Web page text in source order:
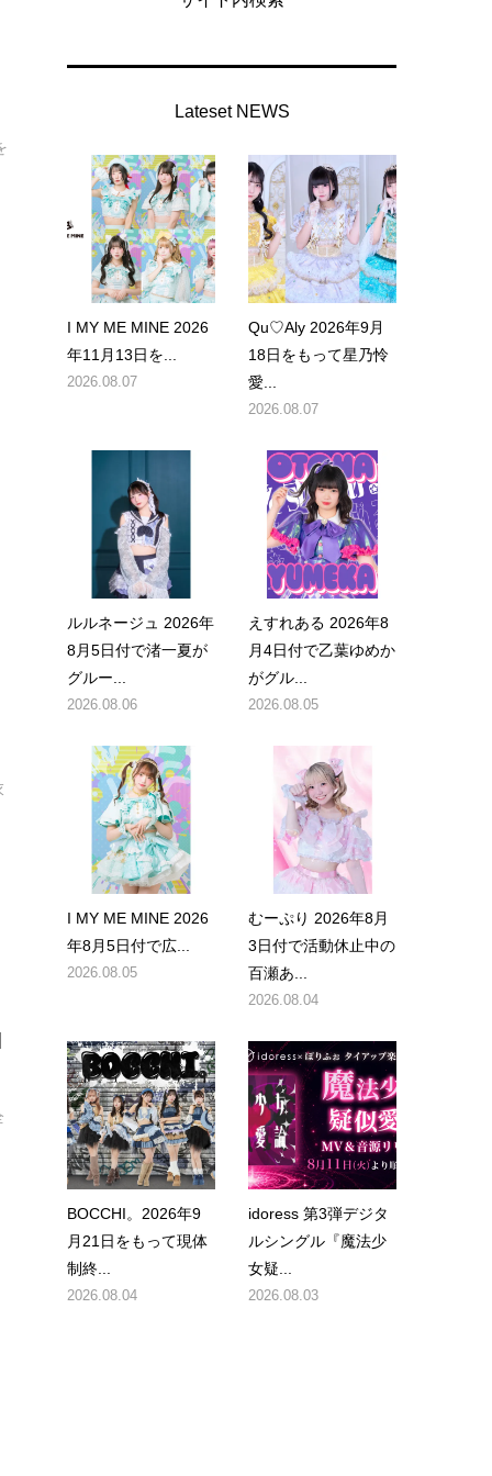
Lateset NEWS
I MY ME MINE 2026
年11月13日を...
2026.08.07
Qu♡Aly 2026年9月
18日をもって星乃怜
愛...
2026.08.07
ルルネージュ 2026年
8月5日付で渚一夏が
グルー...
2026.08.06
えすれある 2026年8
月4日付で乙葉ゆめか
がグル...
2026.08.05
I MY ME MINE 2026
年8月5日付で広...
2026.08.05
むーぷり 2026年8月
3日付で活動休止中の
百瀬あ...
2026.08.04
BOCCHI。2026年9
月21日をもって現体
制終...
2026.08.04
idoress 第3弾デジタ
ルシングル『魔法少
女疑...
2026.08.03